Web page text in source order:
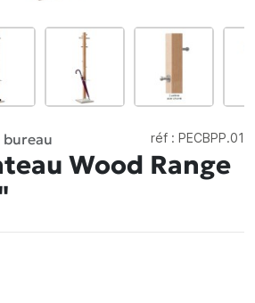
réf : PECBPP.01
Wood Range